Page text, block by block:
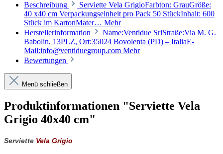
Beschreibung
Serviette Vela GrigioFarbton: GrauGröße:
40 x40 cm Verpackungseinheit pro Pack 50 StückInhalt: 600
Stück im KartonMater… Mehr
Herstellerinformation
Name:Ventidue SrlStraße:Via M. G.
Babolin, 13PLZ, Ort:35024 Bovolenta (PD) – ItaliaE-
Mail:info@ventiduegroup.com Mehr
Bewertungen
Menü schließen
Produktinformationen "Serviette Vela
Grigio 40x40 cm"
Serviette Vela Grigio